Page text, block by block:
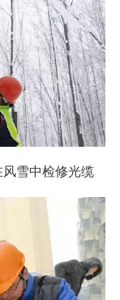
雪中检修光缆